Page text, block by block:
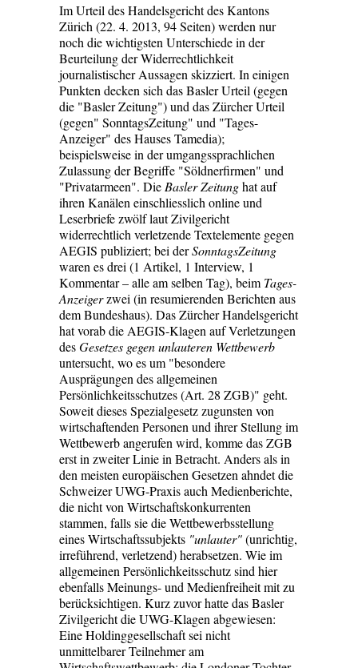
Im Urteil des Handelsgericht des Kantons
Zürich (22. 4. 2013, 94 Seiten) werden nur
noch die wichtigsten Unterschiede in der
Beurteilung der Widerrechtlichkeit
journalistischer Aussagen skizziert. In einigen
Punkten decken sich das Basler Urteil (gegen
die "Basler Zeitung") und das Zürcher Urteil
(gegen" SonntagsZeitung" und "Tages-
Anzeiger" des Hauses Tamedia);
beispielsweise in der umgangssprachlichen
Zulassung der Begriffe "Söldnerfirmen" und
"Privatarmeen". Die Basler Zeitunghat auf
ihren Kanälen einschliesslich online und
Leserbriefe zwölf laut Zivilgericht
widerrechtlich verletzende Textelemente gegen
AEGIS publiziert; bei derSonntagsZeitung
waren es drei (1 Artikel, 1 Interview, 1
Kommentar – alle am selben Tag), beim Tages-
Anzeigerzwei (in resumierenden Berichten aus
dem Bundeshaus). Das Zürcher Handelsgericht
hat vorab die AEGIS-Klagen auf Verletzungen
desGesetzes gegen unlauteren Wettbewerb
untersucht, wo es um "besondere
Ausprägungen des allgemeinen
Persönlichkeitsschutzes (Art. 28 ZGB)" geht.
Soweit dieses Spezialgesetz zugunsten von
wirtschaftenden Personen und ihrer Stellung im
Wettbewerb angerufen wird, komme das ZGB
erst in zweiter Linie in Betracht. Anders als in
den meisten europäischen Gesetzen ahndet die
Schweizer UWG-Praxis auch Medienberichte,
die nicht von Wirtschaftskonkurrenten
stammen, falls sie die Wettbewerbsstellung
eines Wirtschaftssubjekts "unlauter"(unrichtig,
irreführend, verletzend) herabsetzen. Wie im
allgemeinen Persönlichkeitsschutz sind hier
ebenfalls Meinungs- und Medienfreiheit mit zu
berücksichtigen. Kurz zuvor hatte das Basler
Zivilgericht die UWG-Klagen abgewiesen:
Eine Holdinggesellschaft sei nicht
unmittelbarer Teilnehmer am